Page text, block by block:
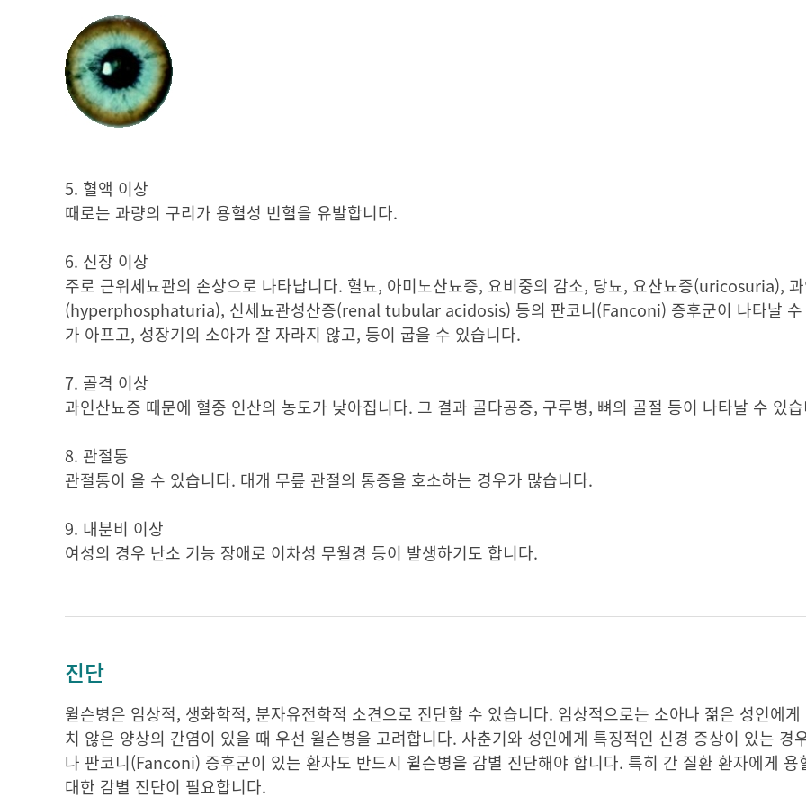
5. 혈액 이상
때로는 과량의 구리가 용혈성 빈혈을 유발합니다.
6. 신장 이상
주로 근위세뇨관의 손상으로 나타납니다. 혈뇨, 아미노산뇨증, 요비중의 감소, 당뇨, 요산뇨증(uricosuria),
(hyperphosphaturia), 신세뇨관성산증(renal tubular acidosis) 등의 판코니(Fanconi) 증후군이 나타날 수
가 아프고, 성장기의 소아가 잘 자라지 않고, 등이 굽을 수 있습니다.
7. 골격 이상
과인산뇨증 때문에 혈중 인산의 농도가 낮아집니다. 그 결과 골다공증, 구루병, 뼈의 골절 등이 나타날 수 있
8. 관절통
관절통이 올 수 있습니다. 대개 무릎 관절의 통증을 호소하는 경우가 많습니다.
9. 내분비 이상
여성의 경우 난소 기능 장애로 이차성 무월경 등이 발생하기도 합니다.
진단
윌슨병은 임상적, 생화학적, 분자유전학적 소견으로 진단할 수 있습니다. 임상적으로는 소아나 젊은 성인에
치 않은 양상의 간염이 있을 때 우선 윌슨병을 고려합니다. 사춘기와 성인에게 특징적인 신경 증상이 있는 경
나 판코니(Fanconi) 증후군이 있는 환자도 반드시 윌슨병을 감별 진단해야 합니다. 특히 간 질환 환자에게 용
대한 감별 진단이 필요합니다.